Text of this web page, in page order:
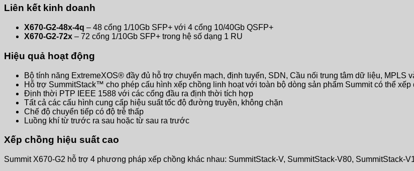
Liên kết kinh doanh
X670-G2-48x-4q – 48 cổng 1/10Gb SFP+ với 4 cổng 10/40Gb QSFP+
X670-G2-72x – 72 cổng 1/10Gb SFP+ trong hệ số dạng 1 RU
Hiệu quả hoạt động
Bộ tính năng ExtremeXOS® đầy đủ hỗ trợ chuyển mạch, định tuyến, SDN, Cầu nối trung tâm dữ liệu, MPLS
Hỗ trợ SummitStack™ cho phép cấu hình xếp chồng linh hoạt với toàn bộ dòng sản phẩm Summit có thể xếp
Định thời PTP IEEE 1588 với các cổng đầu ra định thời tích hợp
Tất cả các cấu hình cung cấp hiệu suất tốc độ đường truyền, không chặn
Chế độ chuyển tiếp có độ trễ thấp
Luồng khí từ trước ra sau hoặc từ sau ra trước
Xếp chồng hiệu suất cao
Summit X670-G2 hỗ trợ 4 phương pháp xếp chồng khác nhau: SummitStack-V, SummitStack-V80, SummitStack-